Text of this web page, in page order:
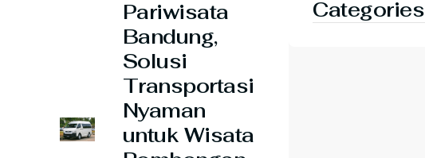
Pariwisata
Bandung,
Solusi
Transportasi
Nyaman
untuk Wisata
Categories